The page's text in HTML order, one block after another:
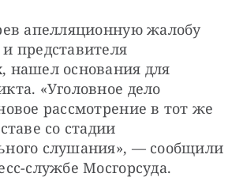
апелляционную жалобу
представителя
нашел основания для
«Уголовное дело
рассмотрение в тот же
со стадии
слушания», — сообщили
службе Мосгорсуда.